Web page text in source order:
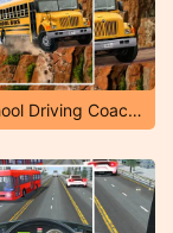
Euro School Driving Coach 3D